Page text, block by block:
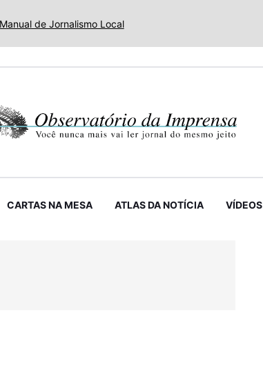
de Jornalismo Local
CARTAS NA MESA ATLAS DA NOTÍCIA VÍDEOS